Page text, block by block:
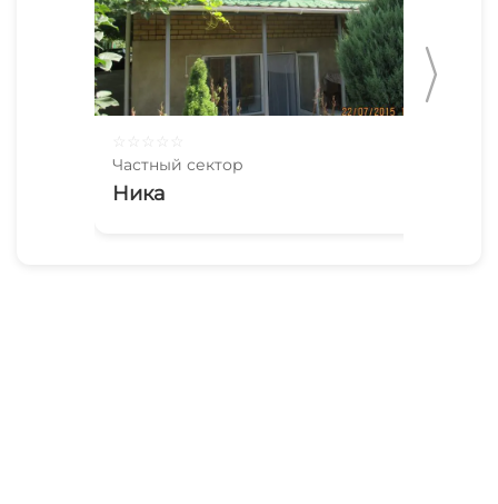
Частный сектор
Ника